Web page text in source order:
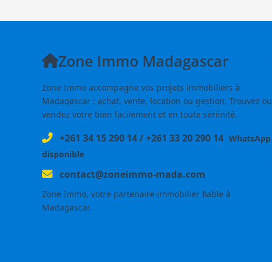
Zone Immo Madagascar
Zone Immo accompagne vos projets immobiliers à
Madagascar : achat, vente, location ou gestion. Trouvez ou
vendez votre bien facilement et en toute sérénité.
+261 34 15 290 14/+261 33 20 290 14 WhatsApp
disponible
contact@zoneimmo-mada.com
Zone Immo, votre partenaire immobilier fiable à
Madagascar.